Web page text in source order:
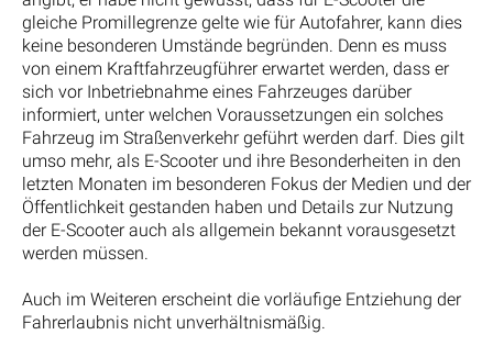
gleiche Promillegrenze gelte wie für Autofahrer, kann dies
keine besonderen Umstände begründen. Denn es muss
von einem Kraftfahrzeugführer erwartet werden, dass er
sich vor Inbetriebnahme eines Fahrzeuges darüber
informiert, unter welchen Voraussetzungen ein solches
Fahrzeug im Straßenverkehr geführt werden darf. Dies gilt
umso mehr, als E-Scooter und ihre Besonderheiten in den
letzten Monaten im besonderen Fokus der Medien und der
Öffentlichkeit gestanden haben und Details zur Nutzung
der E-Scooter auch als allgemein bekannt vorausgesetzt
werden müssen.
Auch im Weiteren erscheint die vorläufige Entziehung der
Fahrerlaubnis nicht unverhältnismäßig.